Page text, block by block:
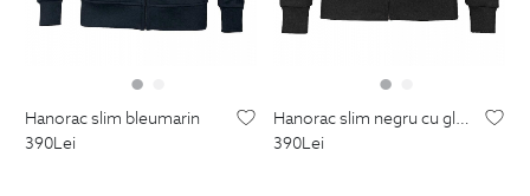
hanorac slim bleumarin
390Lei
hanorac slim negru cu gluga
390Lei